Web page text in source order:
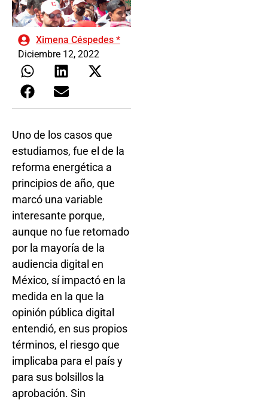
Ximena Céspedes *
Diciembre 12, 2022
Uno de los casos que
estudiamos, fue el de la
reforma energética a
principios de año, que
marcó una variable
interesante porque,
aunque no fue retomado
por la mayoría de la
audiencia digital en
México, sí impactó en la
medida en la que la
opinión pública digital
entendió, en sus propios
términos, el riesgo que
implicaba para el país y
para sus bolsillos la
aprobación. Sin